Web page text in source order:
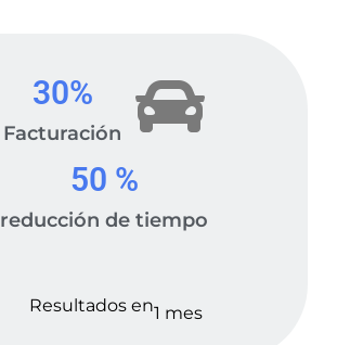
Facturación
30%
reducción de tiempo
50 %
Resultados en1 mes